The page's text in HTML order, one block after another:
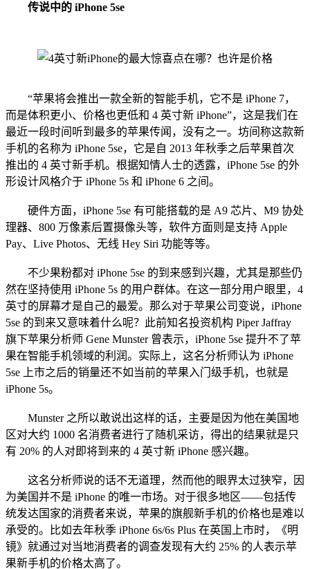
传说中的 iPhone 5se
“苹果将会推出一款全新的智能手机，它不是 iPhone 7，
而是体积更小、价格也更低和 4 英寸新 iPhone”，这是我们在
最近一段时间听到最多的苹果传闻，没有之一。坊间称这款新
手机的名称为 iPhone 5se，它是自 2013 年秋季之后苹果首次
推出的 4 英寸新手机。根据知情人士的透露，iPhone 5se 的外
形设计风格介于 iPhone 5s 和 iPhone 6 之间。
硬件方面，iPhone 5se 有可能搭载的是 A9 芯片、M9 协处
理器、800 万像素后置摄像头等，软件方面则是支持 Apple
Pay、Live Photos、无线 Hey Siri 功能等等。
不少果粉都对 iPhone 5se 的到来感到兴趣，尤其是那些仍
然在坚持使用 iPhone 5s 的用户群体。在这一部分用户眼里，4
英寸的屏幕才是自己的最爱。那么对于苹果公司变说，iPhone
5se 的到来又意味着什么呢？此前知名投资机构 Piper Jaffray
旗下苹果分析师 Gene Munster 曾表示，iPhone 5se 提升不了苹
果在智能手机领域的利润。实际上，这名分析师认为 iPhone
5se 上市之后的销量还不如当前的苹果入门级手机，也就是
iPhone 5s。
Munster 之所以敢说出这样的话，主要是因为他在美国地
区对大约 1000 名消费者进行了随机采访，得出的结果就是只
有 20% 的人对即将到来的 4 英寸新 iPhone 感兴趣。
这名分析师说的话不无道理，然而他的眼界太过狭窄，因
为美国并不是 iPhone 的唯一市场。对于很多地区——包括传
统发达国家的消费者来说，苹果的旗舰新手机的价格也是难以
承受的。比如去年秋季 iPhone 6s/6s Plus 在英国上市时，《明
镜》就通过对当地消费者的调查发现有大约 25% 的人表示苹
果新手机的价格太高了。